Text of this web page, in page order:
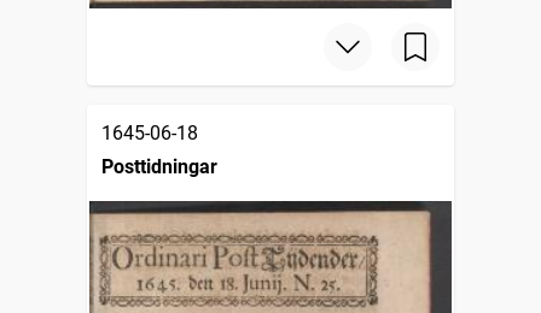
1645-06-18
Posttidningar